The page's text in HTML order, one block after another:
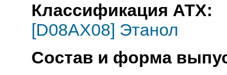
Классификация АТХ:
[D08AX08] Этанол
Состав и форма